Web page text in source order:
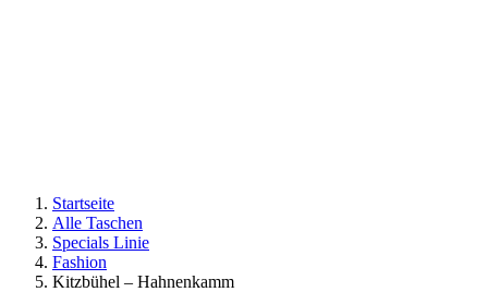
Startseite
Alle Taschen
Specials Linie
Fashion
Kitzbühel – Hahnenkamm